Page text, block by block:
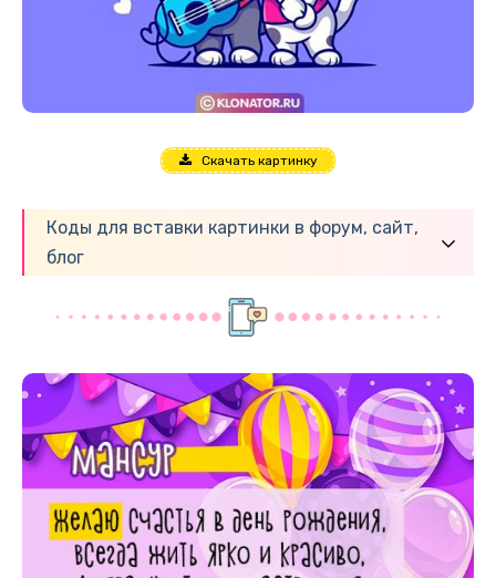
Скачать картинку
Коды для вставки картинки в форум, сайт,
блог